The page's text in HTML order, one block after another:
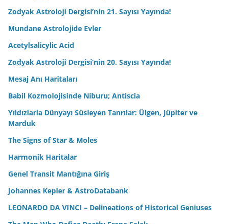
Zodyak Astroloji Dergisi’nin 21. Sayısı Yayında!
Mundane Astrolojide Evler
Acetylsalicylic Acid
Zodyak Astroloji Dergisi’nin 20. Sayısı Yayında!
Mesaj Anı Haritaları
Babil Kozmolojisinde Niburu; Antiscia
Yıldızlarla Dünyayı Süsleyen Tanrılar: Ülgen, Jüpiter ve
Marduk
The Signs of Star & Moles
Harmonik Haritalar
Genel Transit Mantığına Giriş
Johannes Kepler & AstroDatabank
LEONARDO DA VINCI – Delineations of Historical Geniuses